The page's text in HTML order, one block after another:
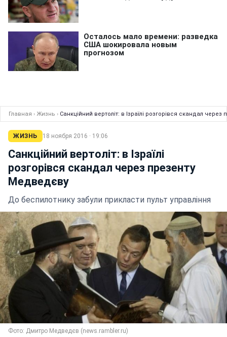
Главная › Жизнь › Санкційний вертоліт: в Ізраїлі розгорівся скандал
ЖИЗНЬ 18 ноября 2016 · 19:06
Санкційний вертоліт: в Ізраїлі
розгорівся скандал через презенту
Медведєву
До беспилотнику забули прикласти пульт управління
Фото: Дмитро Медведєв (news.rambler.ru)